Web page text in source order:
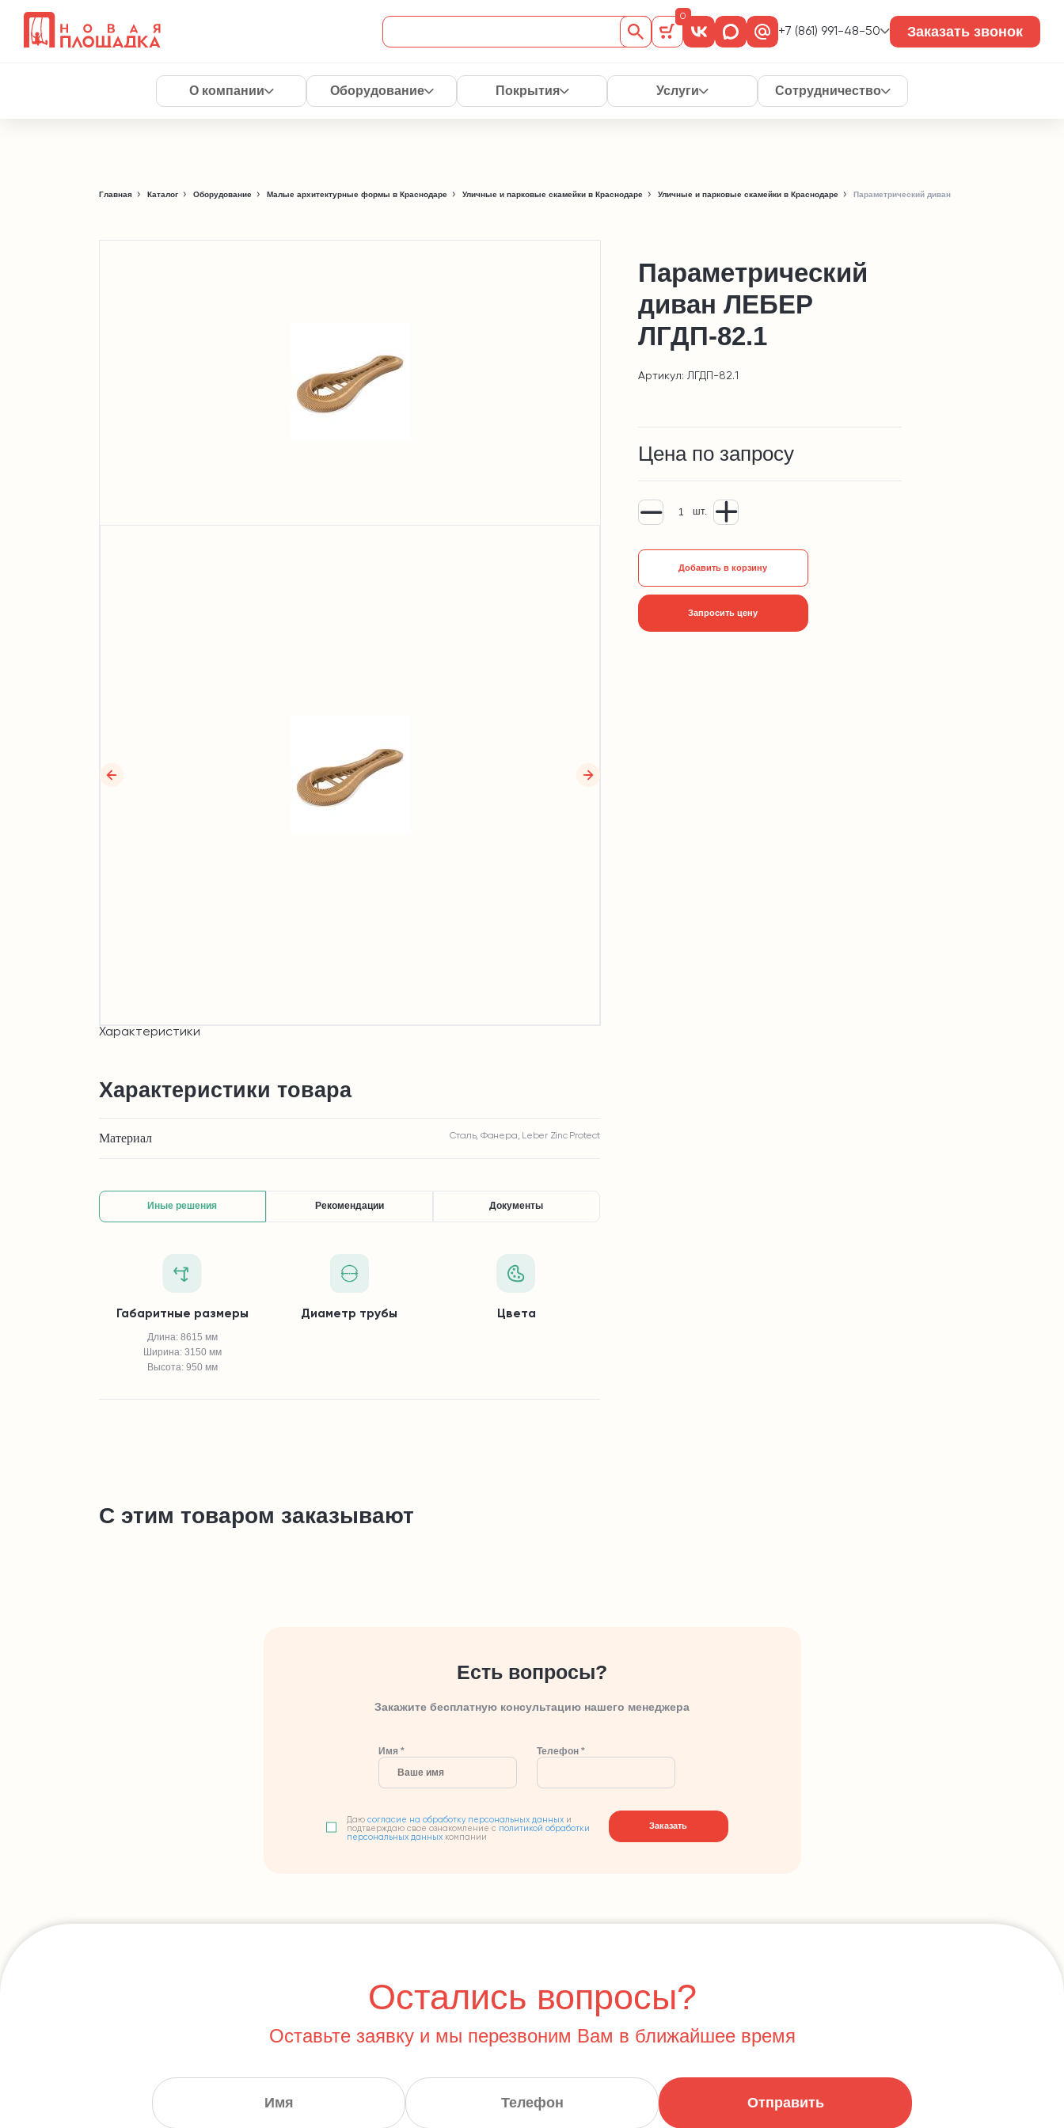
0
+7 (861) 991-48-50 Заказать звонок
О компании Оборудование Покрытия Услуги Сотрудничество
Главная Каталог Оборудование Малые архитектурные формы в Краснодаре Уличные и парковые скамейки в Краснодаре Уличные и парковые скамейки в Краснодаре Параметрический диван
Параметрический
диван ЛЕБЕР
ЛГДП-82.1
Артикул: ЛГДП-82.1
Цена по запросу
шт.
Добавить в корзину
Запросить цену
Характеристики
Характеристики товара
Материал Сталь, Фанера, Leber Zinc Protect
Иные решения Рекомендации Документы
Габаритные размеры
Длина: 8615 мм
Ширина: 3150 мм
Высота: 950 мм
Диаметр трубы Цвета
С этим товаром заказывают
Есть вопросы?
Закажите бесплатную консультацию нашего менеджера
Имя * Телефон *
Даю согласие на обработку персональных данных и
подтверждаю свое ознакомление с политикой обработки
персональных данных компании
Заказать
Остались вопросы?
Оставьте заявку и мы перезвоним Вам в ближайшее время
Отправить